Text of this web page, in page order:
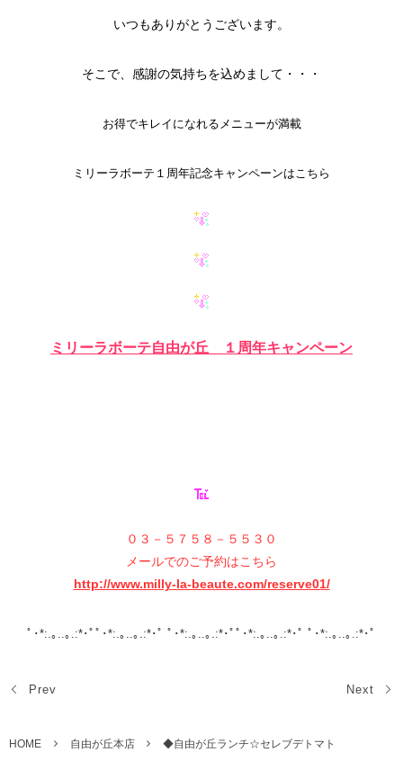
いつもありがとうございます。
そこで、感謝の気持ちを込めまして・・・
お得でキレイになれるメニューが満載
ミリーラボーテ１周年記念キャンペーンはこちら
ミリーラボーテ自由が丘 １周年キャンペーン
０３－５７５８－５５３０
メールでのご予約はこちら
http://www.milly-la-beaute.com/reserve01/
ﾟ･*:.｡..｡.:*･ﾟﾟ･*:.｡..｡.:*･ﾟ ﾟ･*:.｡..｡.:*･ﾟﾟ･*:.｡..｡.:*･ﾟ ﾟ･*:.｡..｡.:*･ﾟ
Prev Next
HOME 自由が丘本店 ◆自由が丘ランチ☆セレブデトマト